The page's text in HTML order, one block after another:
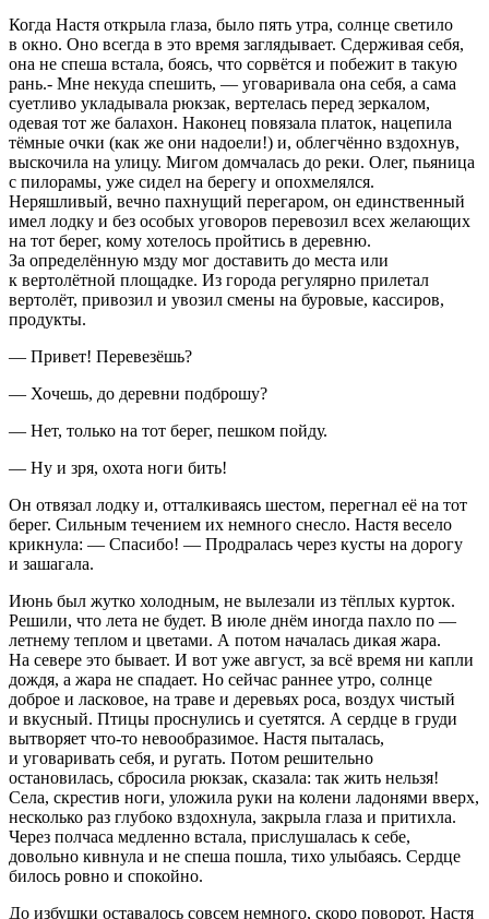
Когда Настя открыла глаза, было пять утра, солнце светило
в окно. Оно всегда в это время заглядывает. Сдерживая себя,
она не спеша встала, боясь, что сорвётся и побежит в такую
рань.- Мне некуда спешить, — уговаривала она себя, а сама
суетливо укладывала рюкзак, вертелась перед зеркалом,
одевая тот же балахон. Наконец повязала платок, нацепила
тёмные очки (как же они надоели!) и, облегчённо вздохнув,
выскочила на улицу. Мигом домчалась до реки. Олег, пьяница
с пилорамы, уже сидел на берегу и опохмелялся.
Неряшливый, вечно пахнущий перегаром, он единственный
имел лодку и без особых уговоров перевозил всех желающих
на тот берег, кому хотелось пройтись в деревню.
За определённую мзду мог доставить до места или
к вертолётной площадке. Из города регулярно прилетал
вертолёт, привозил и увозил смены на буровые, кассиров,
продукты.
— Привет! Перевезёшь?
— Хочешь, до деревни подброшу?
— Нет, только на тот берег, пешком пойду.
— Ну и зря, охота ноги бить!
Он отвязал лодку и, отталкиваясь шестом, перегнал её на тот
берег. Сильным течением их немного снесло. Настя весело
крикнула: — Спасибо! — Продралась через кусты на дорогу
и зашагала.
Июнь был жутко холодным, не вылезали из тёплых курток.
Решили, что лета не будет. В июле днём иногда пахло по —
летнему теплом и цветами. А потом началась дикая жара.
На севере это бывает. И вот уже август, за всё время ни капли
дождя, а жара не спадает. Но сейчас раннее утро, солнце
доброе и ласковое, на траве и деревьях роса, воздух чистый
и вкусный. Птицы проснулись и суетятся. А сердце в груди
вытворяет что-то невообразимое. Настя пыталась,
и уговаривать себя, и ругать. Потом решительно
остановилась, сбросила рюкзак, сказала: так жить нельзя!
Села, скрестив ноги, уложила руки на колени ладонями вверх,
несколько раз глубоко вздохнула, закрыла глаза и притихла.
Через полчаса медленно встала, прислушалась к себе,
довольно кивнула и не спеша пошла, тихо улыбаясь. Сердце
билось ровно и спокойно.
До избушки оставалось совсем немного, скоро поворот. Настя